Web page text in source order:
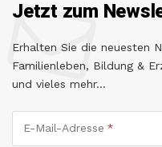
Jetzt zum
Erhalten Sie die neuesten
Familienleben, Bildung &
und vieles mehr...
E-Mail-Adresse